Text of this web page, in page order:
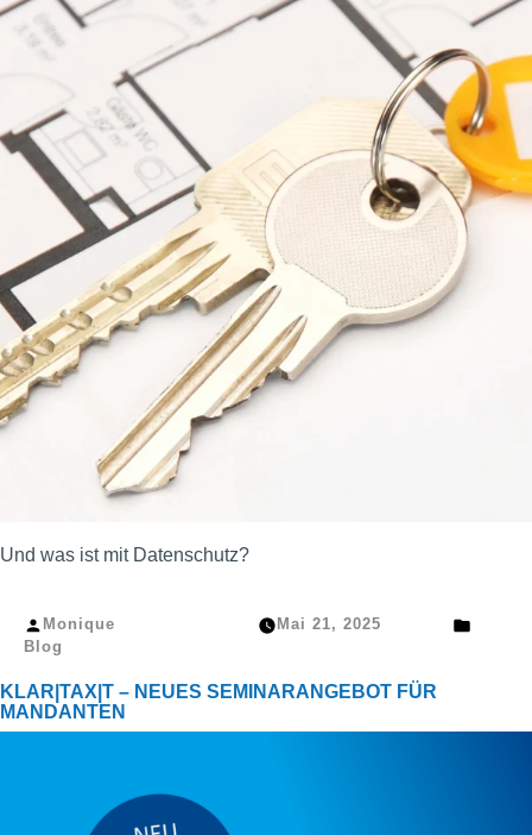
Und was ist mit Datenschutz?
Veröffentlicht
von
Monique Mai 21, 2025
Blog
KLAR|TAX|T – NEUES SEMINARANGEBOT FÜR
MANDANTEN